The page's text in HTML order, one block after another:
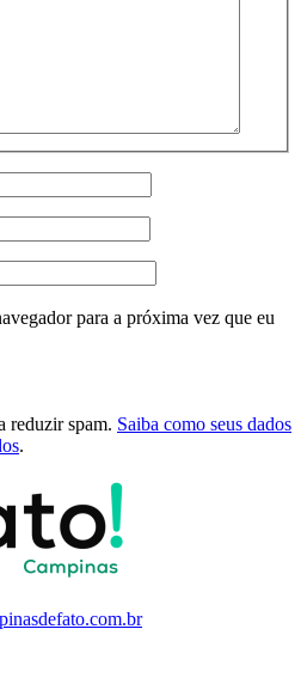
para a próxima vez que eu
reduzir spam. Saiba como seus dados
.